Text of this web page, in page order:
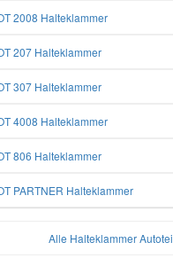
2008 Halteklammer
207 Halteklammer
307 Halteklammer
4008 Halteklammer
806 Halteklammer
PARTNER Halteklammer
Alle Halteklammer